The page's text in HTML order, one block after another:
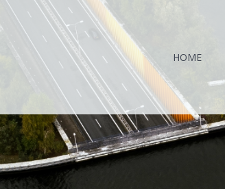
HOME